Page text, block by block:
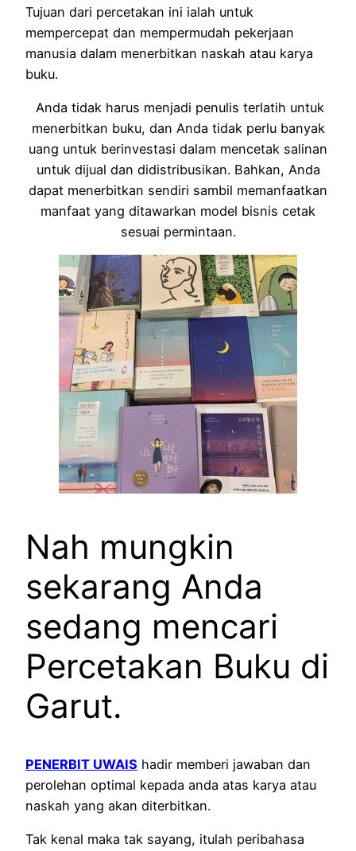
Tujuan dari percetakan ini ialah untuk
mempercepat dan mempermudah pekerjaan
manusia dalam menerbitkan naskah atau karya
buku.
Anda tidak harus menjadi penulis terlatih untuk
menerbitkan buku, dan Anda tidak perlu banyak
uang untuk berinvestasi dalam mencetak salinan
untuk dijual dan didistribusikan. Bahkan, Anda
dapat menerbitkan sendiri sambil memanfaatkan
manfaat yang ditawarkan model bisnis cetak
sesuai permintaan.
Nah mungkin
sekarang Anda
sedang mencari
Percetakan Buku di
Garut.
PENERBIT UWAIS hadir memberi jawaban dan
perolehan optimal kepada anda atas karya atau
naskah yang akan diterbitkan.
Tak kenal maka tak sayang, itulah peribahasa